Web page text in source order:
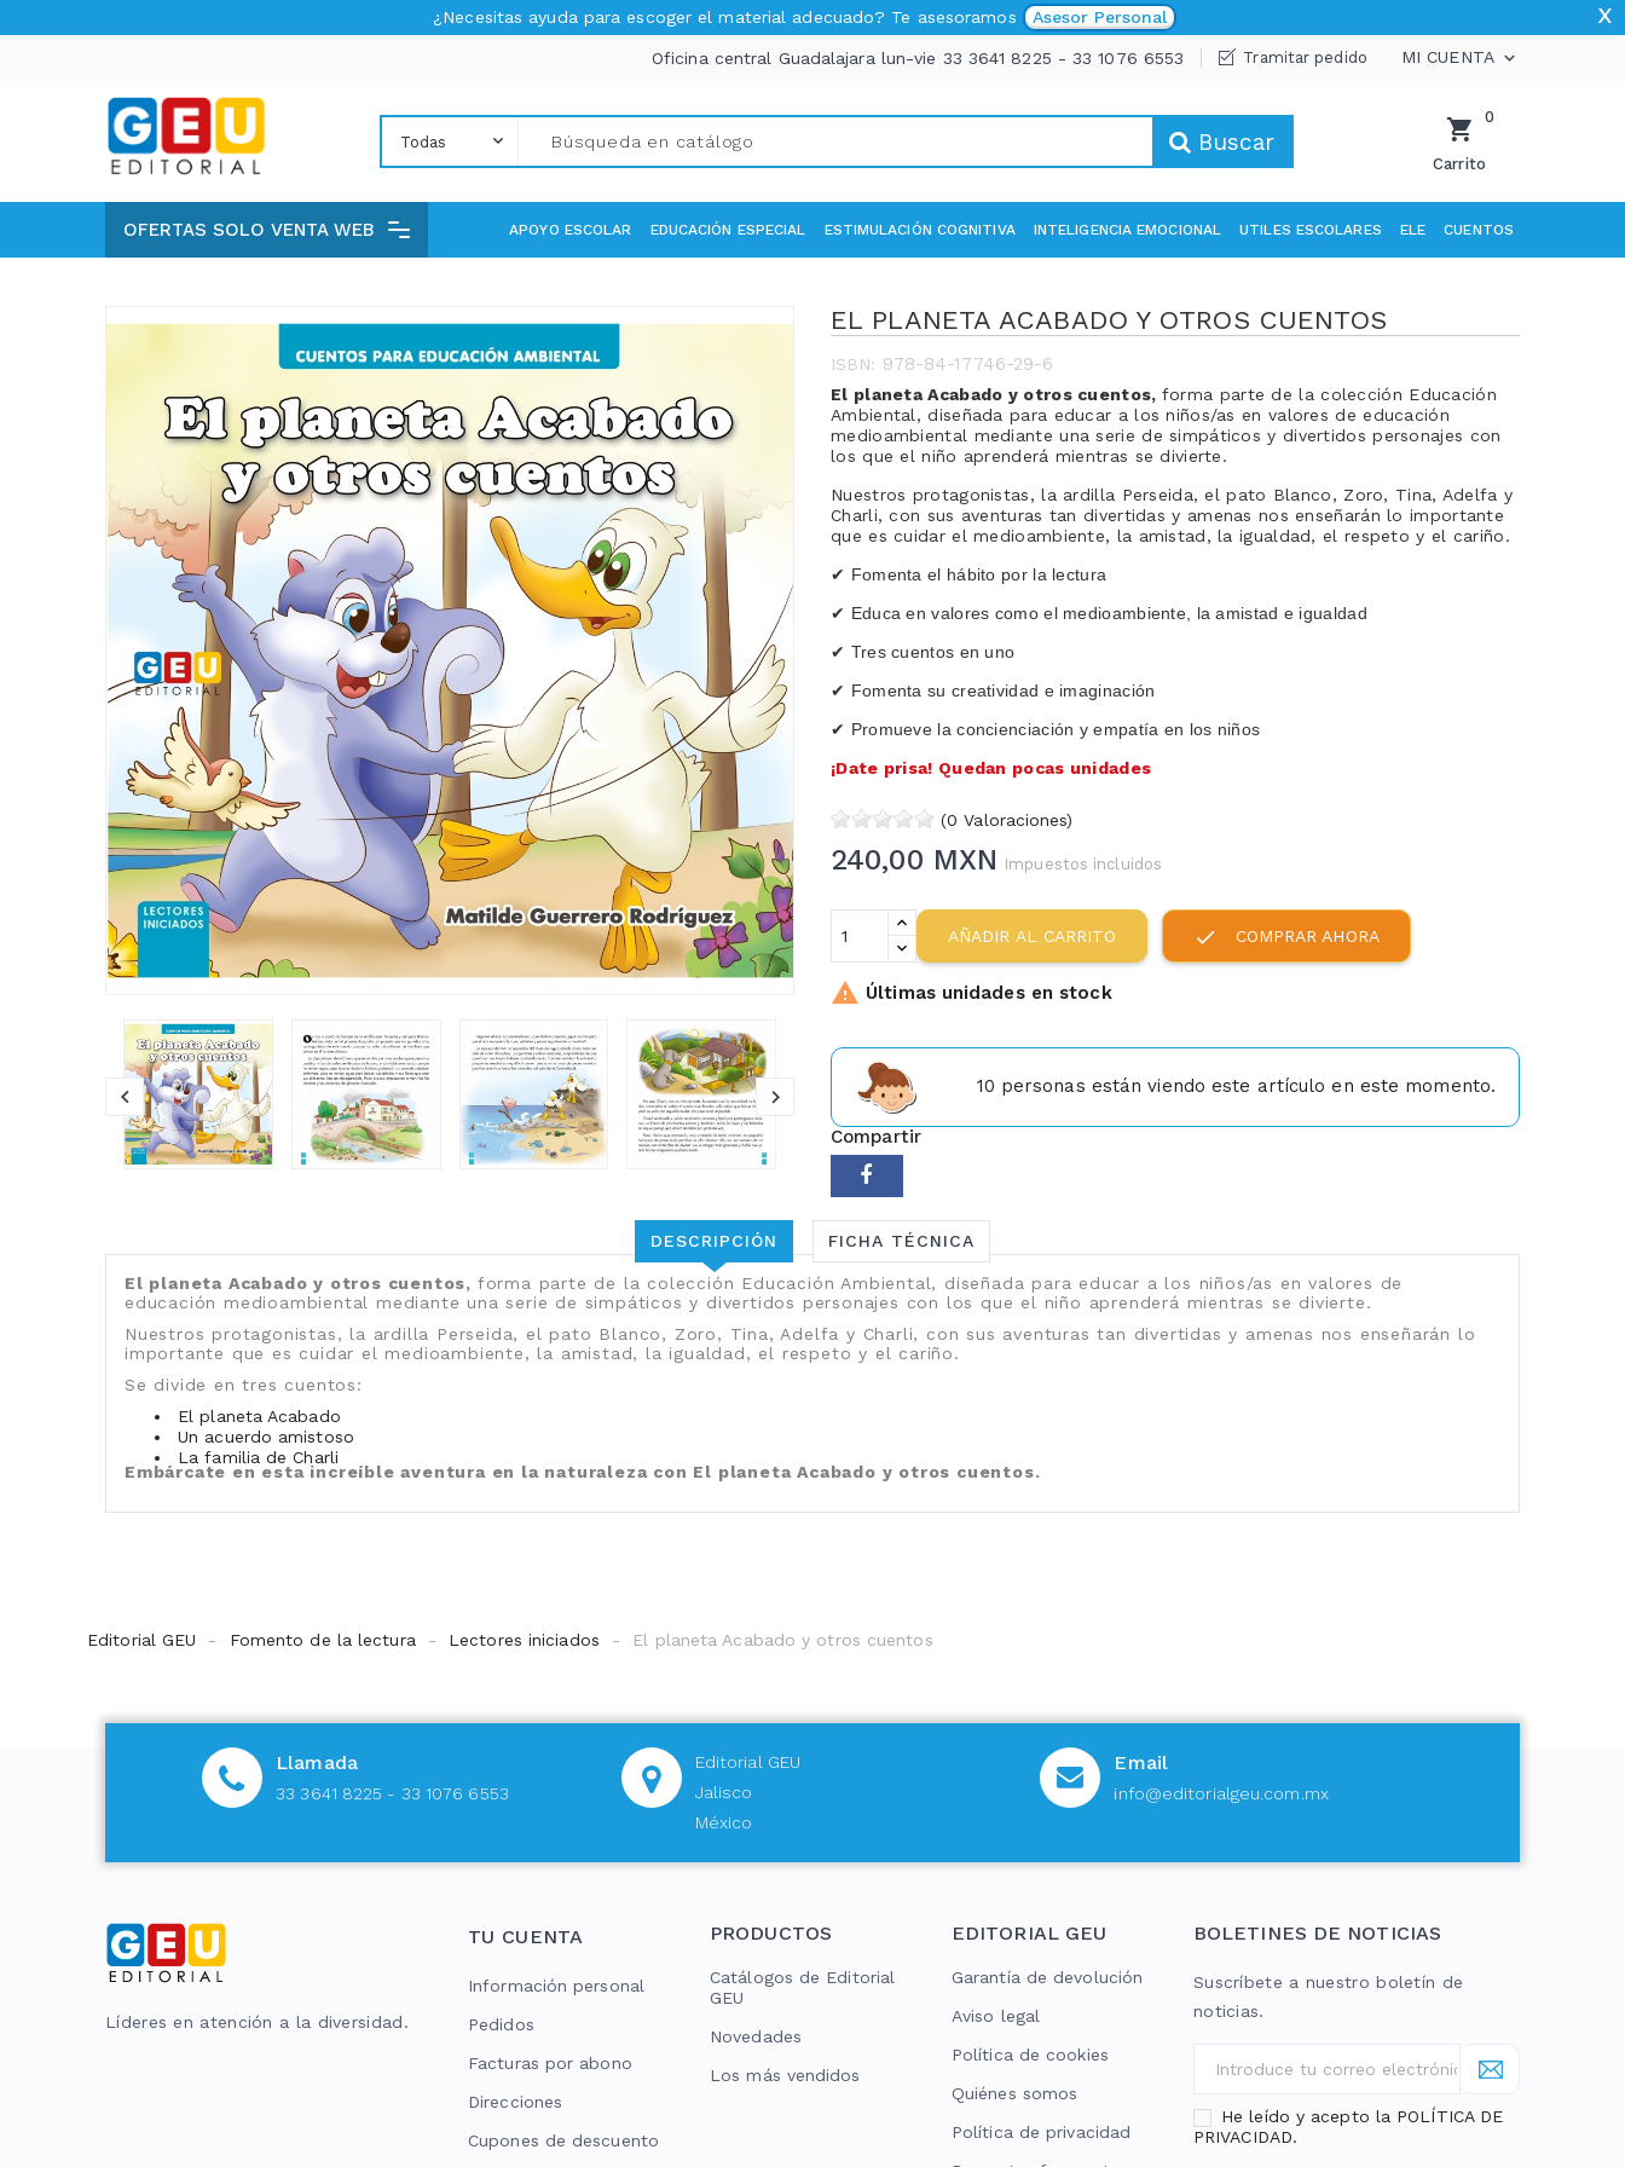
¿Necesitas ayuda para escoger el material adecuado? Te asesoramos Asesor Personal x
Oficina central Guadalajara lun-vie 33 3641 8225 - 33 1076 6553 Tramitar pedido MI CUENTA 
0
Carrito
Buscar
OFERTAS SOLO VENTA WEB APOYO ESCOLAR EDUCACIÓN ESPECIAL ESTIMULACIÓN COGNITIVA INTELIGENCIA EMOCIONAL UTILES ESCOLARES ELE CUENTOS
EL PLANETA ACABADO Y OTROS CUENTOS
ISBN: 978-84-17746-29-6
El planeta Acabado y otros cuentos, forma parte de la colección Educación
Ambiental, diseñada para educar a los niños/as en valores de educación
medioambiental mediante una serie de simpáticos y divertidos personajes con
los que el niño aprenderá mientras se divierte.
Nuestros protagonistas, la ardilla Perseida, el pato Blanco, Zoro, Tina, Adelfa y
Charli, con sus aventuras tan divertidas y amenas nos enseñarán lo importante
que es cuidar el medioambiente, la amistad, la igualdad, el respeto y el cariño.
✔ Fomenta el hábito por la lectura
✔ Educa en valores como el medioambiente, la amistad e igualdad
✔ Tres cuentos en uno
✔ Fomenta su creatividad e imaginación
✔ Promueve la concienciación y empatía en los niños
¡Date prisa! Quedan pocas unidades
(0 Valoraciones)
240,00 MXN Impuestos incluidos
AÑADIR AL CARRITO check COMPRAR AHORA
 Últimas unidades en stock
10 personas están viendo este artículo en este momento.
Compartir
DESCRIPCIÓN FICHA TÉCNICA
El planeta Acabado y otros cuentos, forma parte de la colección Educación Ambiental, diseñada para educar a los niños/as en valores de
educación medioambiental mediante una serie de simpáticos y divertidos personajes con los que el niño aprenderá mientras se divierte.
Nuestros protagonistas, la ardilla Perseida, el pato Blanco, Zoro, Tina, Adelfa y Charli, con sus aventuras tan divertidas y amenas nos enseñarán lo
importante que es cuidar el medioambiente, la amistad, la igualdad, el respeto y el cariño.
Se divide en tres cuentos:
El planeta Acabado
Un acuerdo amistoso
La familia de Charli
Embárcate en esta increíble aventura en la naturaleza con El planeta Acabado y otros cuentos.
Editorial GEU Fomento de la lectura Lectores iniciados El planeta Acabado y otros cuentos
Llamada
33 3641 8225 - 33 1076 6553
Editorial GEU
Jalisco
México
Email
info@editorialgeu.com.mx
Líderes en atención a la diversidad.
TU CUENTA
Información personal
Pedidos
Facturas por abono
Direcciones
Cupones de descuento
PRODUCTOS
Catálogos de Editorial
GEU
Novedades
Los más vendidos
EDITORIAL GEU
Garantía de devolución
Aviso legal
Política de cookies
Quiénes somos
Política de privacidad
BOLETINES DE NOTICIAS
Suscríbete a nuestro boletín de
noticias.
He leído y acepto la POLÍTICA DE
PRIVACIDAD.